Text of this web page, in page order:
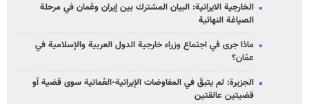
الخارجية الايرانية: البيان المشترك بين إيران وعُمان في مرحلة
الصياغة النهائية
ماذا جرى في اجتماع وزراء خارجية الدول العربية والإسلامية في
عمّان؟
الجزيرة: لم يتبقّ في المفاوضات الإيرانية-العُمانية سوى قضية أو
قضيتين عالقتين